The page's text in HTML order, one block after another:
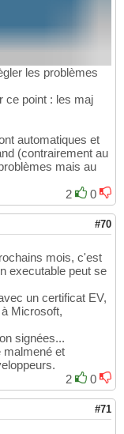
les problèmes
ce point : les maj
automatiques et
(contrairement au
mais au
2
0
#70
mois, c'est
executable peut se
un certificat EV,
Microsoft,
signées...
malmené et
2
0
#71